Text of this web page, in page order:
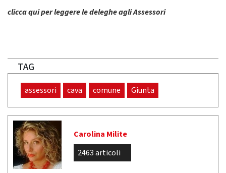
clicca qui per leggere le deleghe agli Assessori
TAG
assessori cava comune Giunta
Carolina Milite
2463 articoli